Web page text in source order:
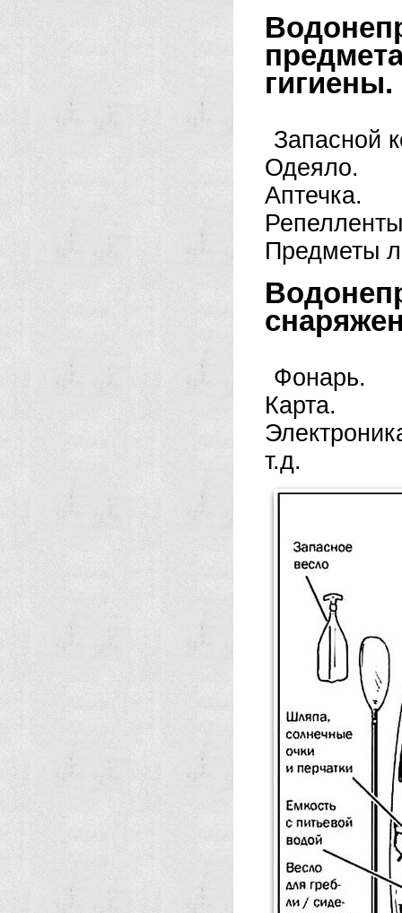
гигиены.
Запасной
Одеяло.
Аптечка.
Предметы
Фонарь.
Карта.
т.д.